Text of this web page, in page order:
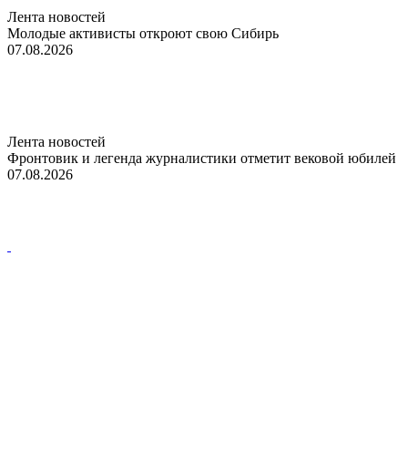
Лента новостей
Молодые активисты откроют свою Сибирь
07.08.2026
Лента новостей
Фронтовик и легенда журналистики отметит вековой юбилей
07.08.2026